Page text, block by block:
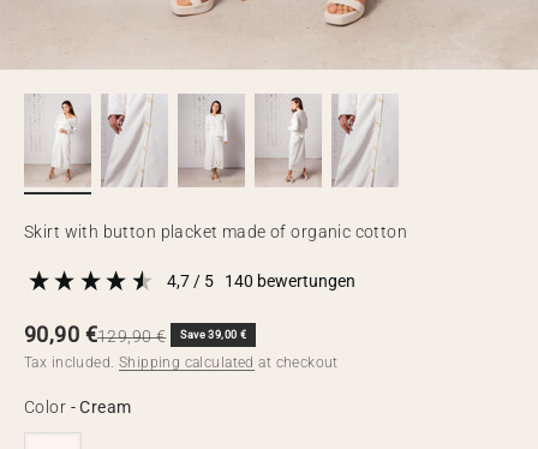
Skirt with button placket made of organic cotton
4,7 / 5 140 bewertungen
Sale price
90,90 €Regular price
129,90 € Save 39,00 €
Tax included. Shipping calculated at checkout
Color -CreamColor